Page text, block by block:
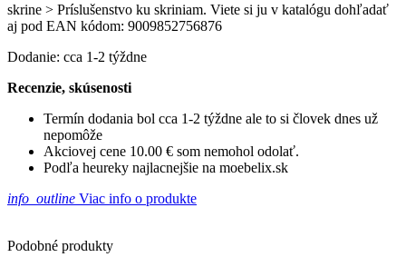
skrine > Príslušenstvo ku skriniam. Viete si ju v katalógu dohľadať
aj pod EAN kódom: 9009852756876
Dodanie: cca 1-2 týždne
Recenzie, skúsenosti
Termín dodania bol cca 1-2 týždne ale to si človek dnes už
nepomôže
Akciovej cene 10.00 € som nemohol odolať.
Podľa heureky najlacnejšie na moebelix.sk
info_outline Viac info o produkte
Podobné produkty